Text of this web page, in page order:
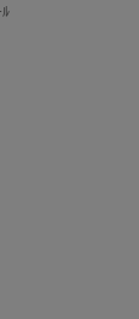
日々更新しており
🤗